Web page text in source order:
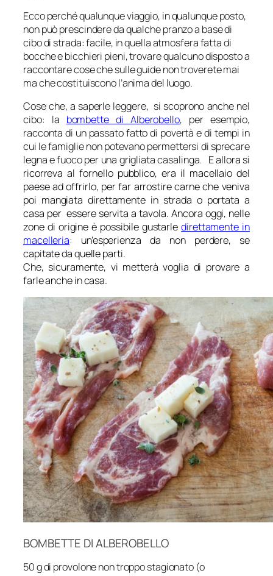
Ecco perché qualunque viaggio, in qualunque posto,
non può prescindere da qualche pranzo a base di
cibo di strada: facile, in quella atmosfera fatta di
bocche e bicchieri pieni, trovare qualcuno disposto a
raccontare cose che sulle guide non troverete mai
ma che costituiscono l’anima del luogo.
Cose che, a saperle leggere, si scoprono anche nel
cibo: la bombette di Alberobello, per esempio,
racconta di un passato fatto di povertà e di tempi in
cui le famiglie non potevano permettersi di sprecare
legna e fuoco per una grigliata casalinga. E allora si
ricorreva al fornello pubblico, era il macellaio del
paese ad offrirlo, per far arrostire carne che veniva
poi mangiata direttamente in strada o portata a
casa per essere servita a tavola. Ancora oggi, nelle
zone di origine è possibile gustarledirettamente in
macelleria: un’esperienza da non perdere, se
capitate da quelle parti.
Che, sicuramente, vi metterà voglia di provare a
farle anche in casa.
BOMBETTE DI ALBEROBELLO
50 g di provolone non troppo stagionato (o